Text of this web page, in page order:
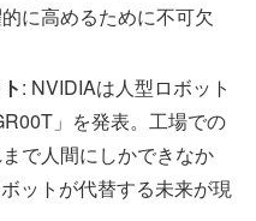
に高めるために不可欠
: NVIDIAは人型ロボット
」を発表。工場での
で人間にしかできなか
ットが代替する未来が現